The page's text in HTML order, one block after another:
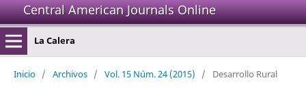
Central American Journals Online
La Calera
Inicio / Archivos / Vol. 15 Núm. 24 (2015) / Desarrollo Rural